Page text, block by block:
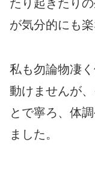
たり起きたり
が気分的にも
私も勿論物凄
動けませんが
とで寧ろ、体
ました。